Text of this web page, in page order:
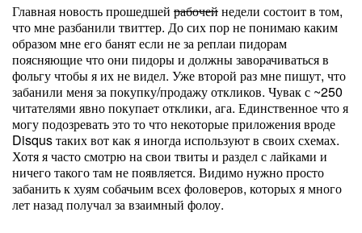
Главная новость прошедшей рабочейнедели состоит в том,
что мне разбанили твиттер. До сих пор не понимаю каким
образом мне его банят если не за реплаи пидорам
поясняющие что они пидоры и должны заворачиваться в
фольгу чтобы я их не видел. Уже второй раз мне пишут, что
забанили меня за покупку/продажу откликов. Чувак с ~250
читателями явно покупает отклики, ага. Единственное что я
могу подозревать это то что некоторые приложения вроде
Disqus таких вот как я иногда используют в своих схемах.
Хотя я часто смотрю на свои твиты и раздел с лайками и
ничего такого там не появляется. Видимо нужно просто
забанить к хуям собачьим всех фоловеров, которых я много
лет назад получал за взаимный фолоу.